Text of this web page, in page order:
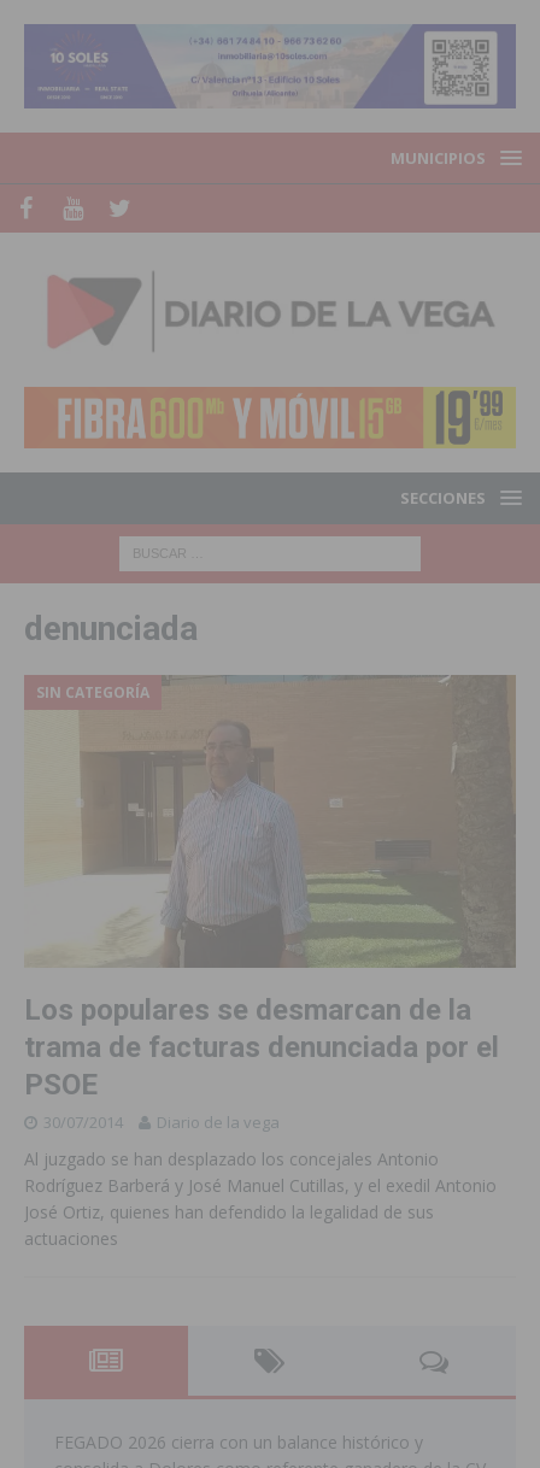
MUNICIPIOS
SECCIONES
denunciada
SIN CATEGORÍA
Los populares se desmarcan de la
trama de facturas denunciada por el
PSOE
30/07/2014 Diario de la vega
Al juzgado se han desplazado los concejales Antonio
Rodríguez Barberá y José Manuel Cutillas, y el exedil Antonio
José Ortiz, quienes han defendido la legalidad de sus
actuaciones
FEGADO 2026 cierra con un balance histórico y